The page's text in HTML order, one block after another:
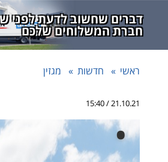
דברים שחשוב לדעת לפני
חברת המשלוחים שלכם
ראשי חדשות מגזין
21.10.21 / 15:40
•